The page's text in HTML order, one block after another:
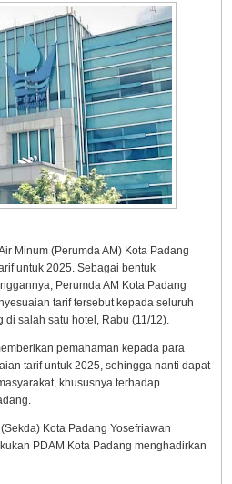
Minum (Perumda AM) Kota Padang
untuk 2025. Sebagai bentuk
Perumda AM Kota Padang
tarif tersebut kepada seluruh
di salah satu hotel, Rabu (11/12).
pemahaman kepada para
tarif untuk 2025, sehingga nanti dapat
khususnya terhadap
Kota Padang Yosefriawan
PDAM Kota Padang menghadirkan